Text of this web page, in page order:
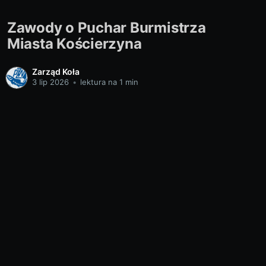
Zawody o Puchar Burmistrza
Miasta Kościerzyna
Zarząd Koła
3 lip 2026 • lektura na 1 min